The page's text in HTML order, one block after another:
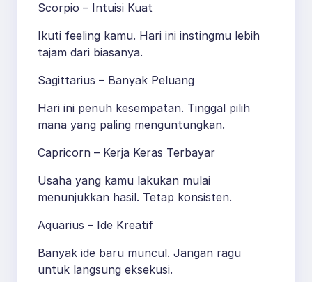
Scorpio – Intuisi Kuat
Ikuti feeling kamu. Hari ini instingmu lebih
tajam dari biasanya.
Sagittarius – Banyak Peluang
Hari ini penuh kesempatan. Tinggal pilih
mana yang paling menguntungkan.
Capricorn – Kerja Keras Terbayar
Usaha yang kamu lakukan mulai
menunjukkan hasil. Tetap konsisten.
Aquarius – Ide Kreatif
Banyak ide baru muncul. Jangan ragu
untuk langsung eksekusi.